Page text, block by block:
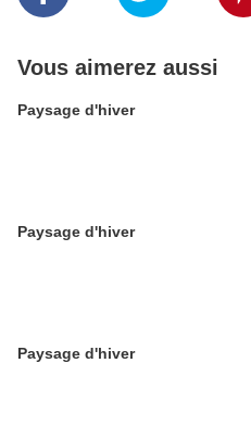
Vous aimerez aussi
Paysage d'hiver
Paysage d'hiver
Paysage d'hiver